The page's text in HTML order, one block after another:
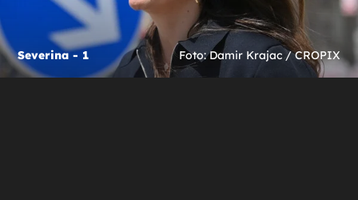
Severina - 1 Foto: Damir Krajac / CROPIX